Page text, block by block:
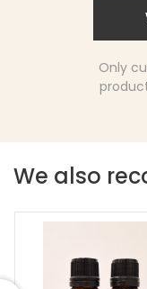
Only
We also